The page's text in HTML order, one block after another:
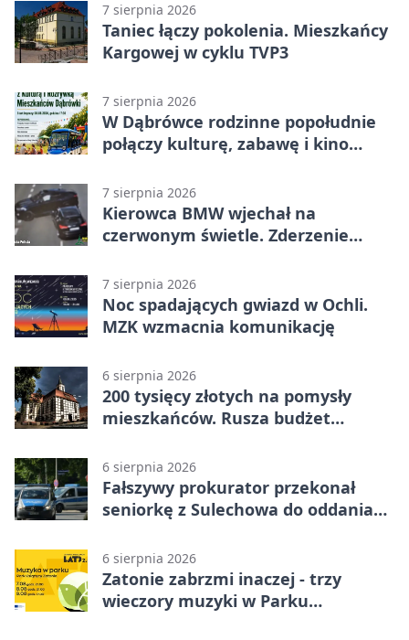
7 sierpnia 2026
Taniec łączy pokolenia. Mieszkańcy
Kargowej w cyklu TVP3
7 sierpnia 2026
W Dąbrówce rodzinne popołudnie
połączy kulturę, zabawę i kino
7 sierpnia 2026
Kierowca BMW wjechał na
czerwonym świetle. Zderzenie
7 sierpnia 2026
Noc spadających gwiazd w Ochli.
MZK wzmacnia komunikację
6 sierpnia 2026
200 tysięcy złotych na pomysły
mieszkańców. Rusza budżet
6 sierpnia 2026
Fałszywy prokurator przekonał
seniorkę z Sulechowa do oddania
6 sierpnia 2026
Zatonie zabrzmi inaczej - trzy
wieczory muzyki w Parku